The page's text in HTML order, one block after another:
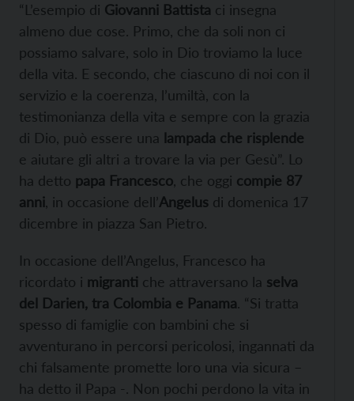
“L’esempio di Giovanni Battista ci insegna
almeno due cose. Primo, che da soli non ci
possiamo salvare, solo in Dio troviamo la luce
della vita. E secondo, che ciascuno di noi con il
servizio e la coerenza, l’umiltà, con la
testimonianza della vita e sempre con la grazia
di Dio, può essere una lampada che risplende
e aiutare gli altri a trovare la via per Gesù”. Lo
ha detto papa Francesco , che oggi compie 87
anni , in occasione dell’Angelus di domenica 17
dicembre in piazza San Pietro.
In occasione dell’Angelus, Francesco ha
ricordato i migranti che attraversano la selva
del Darien, tra Colombia e Panama. “Si tratta
spesso di famiglie con bambini che si
avventurano in percorsi pericolosi, ingannati da
chi falsamente promette loro una via sicura –
ha detto il Papa -. Non pochi perdono la vita in